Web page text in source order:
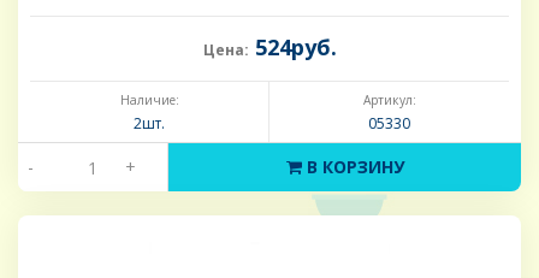
Цена: 524руб.
Наличие:
2шт.
Артикул:
05330
- + В КОРЗИНУ